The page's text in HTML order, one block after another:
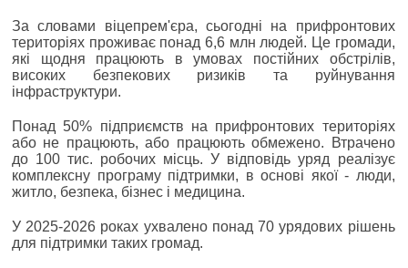
За словами віцепрем'єра, сьогодні на прифронтових
територіях проживає понад 6,6 млн людей. Це громади,
які щодня працюють в умовах постійних обстрілів,
високих безпекових ризиків та руйнування
інфраструктури.
Понад 50% підприємств на прифронтових територіях
або не працюють, або працюють обмежено. Втрачено
до 100 тис. робочих місць. У відповідь уряд реалізує
комплексну програму підтримки, в основі якої - люди,
житло, безпека, бізнес і медицина.
У 2025-2026 роках ухвалено понад 70 урядових рішень
для підтримки таких громад.